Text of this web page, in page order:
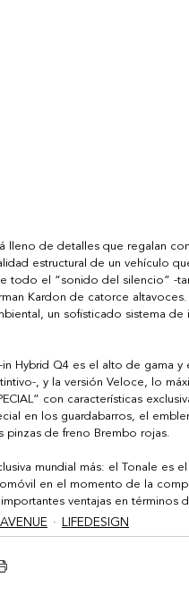
lleno de detalles que regalan
estructural de un vehículo
todo el “sonido del silencio” -
Kardon de catorce
un sofisticado sistema
in Hybrid Q4 es el alto de gama
, y la versión Veloce, lo
con características
en los guardabarros, el
pinzas de freno Brembo rojas.
mundial más: el Tonale
en el momento de la
ventajas en términos
AVENUE LIFEDESIGN